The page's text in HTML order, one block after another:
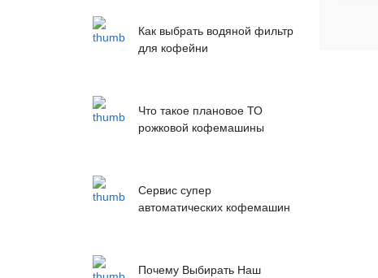
Как выбрать водяной фильтр
для кофейни
Что такое плановое ТО
рожковой кофемашины
Сервис супер
автоматических кофемашин
Почему Выбирать Наш